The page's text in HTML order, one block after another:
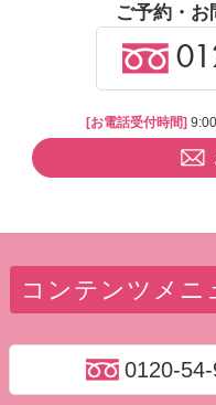
ご予約・お
[お電話受付時間]
コンテンツメニ
0120-
Copyright ©中延の歯科・歯医者